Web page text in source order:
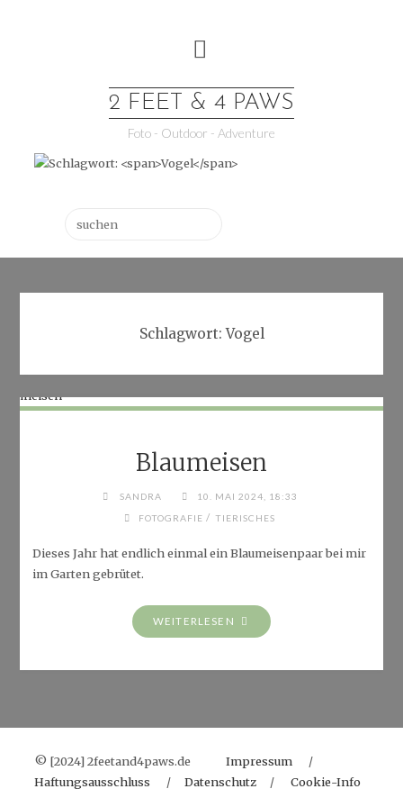
2 FEET & 4 PAWS
Foto - Outdoor - Adventure
Schlagwort:Vogel
Blaumeisen
SANDRA
10. MAI 2024, 18:33
FOTOGRAFIE / TIERISCHES
Dieses Jahr hat endlich einmal ein Blaumeisenpaar bei mir
im Garten gebrütet.
WEITERLESEN "BLAUMEISEN"
© [2024] 2feetand4paws.deImpressum /
Haftungsausschluss /Datenschutz /Cookie-Info